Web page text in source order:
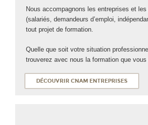
Nous accompagnons les entreprises et
(salariés, demandeurs d’emploi,
tout projet de formation.
Quelle que soit votre situation
trouverez avec nous la formation que vous
DÉCOUVRIR CNAM ENTREPRISES